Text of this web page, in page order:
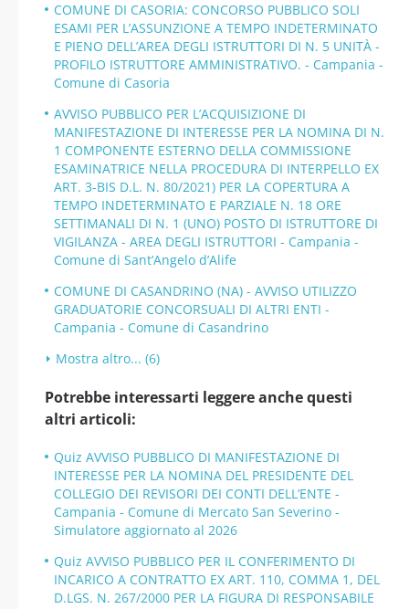
COMUNE DI CASORIA: CONCORSO PUBBLICO SOLI
ESAMI PER L’ASSUNZIONE A TEMPO INDETERMINATO
E PIENO DELL’AREA DEGLI ISTRUTTORI DI N. 5 UNITÀ -
PROFILO ISTRUTTORE AMMINISTRATIVO. - Campania -
Comune di Casoria
AVVISO PUBBLICO PER L’ACQUISIZIONE DI
MANIFESTAZIONE DI INTERESSE PER LA NOMINA DI N.
1 COMPONENTE ESTERNO DELLA COMMISSIONE
ESAMINATRICE NELLA PROCEDURA DI INTERPELLO EX
ART. 3-BIS D.L. N. 80/2021) PER LA COPERTURA A
TEMPO INDETERMINATO E PARZIALE N. 18 ORE
SETTIMANALI DI N. 1 (UNO) POSTO DI ISTRUTTORE DI
VIGILANZA - AREA DEGLI ISTRUTTORI - Campania -
Comune di Sant’Angelo d’Alife
COMUNE DI CASANDRINO (NA) - AVVISO UTILIZZO
GRADUATORIE CONCORSUALI DI ALTRI ENTI -
Campania - Comune di Casandrino
Mostra altro... (6)
Potrebbe interessarti leggere anche questi
altri articoli:
Quiz AVVISO PUBBLICO DI MANIFESTAZIONE DI
INTERESSE PER LA NOMINA DEL PRESIDENTE DEL
COLLEGIO DEI REVISORI DEI CONTI DELL’ENTE -
Campania - Comune di Mercato San Severino -
Simulatore aggiornato al 2026
Quiz AVVISO PUBBLICO PER IL CONFERIMENTO DI
INCARICO A CONTRATTO EX ART. 110, COMMA 1, DEL
D.LGS. N. 267/2000 PER LA FIGURA DI RESPONSABILE